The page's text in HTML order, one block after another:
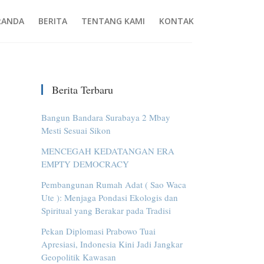
BERITA TENTANG KAMI KONTAK
Berita Terbaru
Bangun Bandara Surabaya 2 Mbay
Mesti Sesuai Sikon
MENCEGAH KEDATANGAN ERA
EMPTY DEMOCRACY
Pembangunan Rumah Adat ( Sao Waca
Ute ): Menjaga Pondasi Ekologis dan
Spiritual yang Berakar pada Tradisi
Pekan Diplomasi Prabowo Tuai
Apresiasi, Indonesia Kini Jadi Jangkar
Geopolitik Kawasan